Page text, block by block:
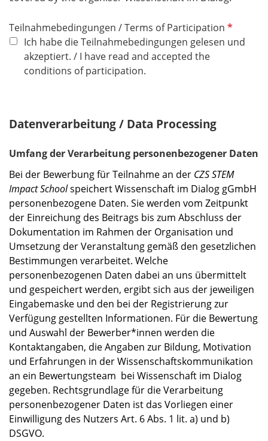
Teilnahmebedingungen / Terms of Participation P
l
d
Ich habe die Teilnahmebedingungen gelesen und
akzeptiert. / I have read and accepted the
conditions of participation.
Datenverarbeitung / Data Processing
Umfang der Verarbeitung personenbezogener Daten
Bei der Bewerbung für Teilnahme an der CZS STEM
Impact Schoolspeichert Wissenschaft im Dialog gGmbH
personenbezogene Daten. Sie werden vom Zeitpunkt
der Einreichung des Beitrags bis zum Abschluss der
Dokumentation im Rahmen der Organisation und
Umsetzung der Veranstaltung gemäß den gesetzlichen
Bestimmungen verarbeitet. Welche
personenbezogenen Daten dabei an uns übermittelt
und gespeichert werden, ergibt sich aus der jeweiligen
Eingabemaske und den bei der Registrierung zur
Verfügung gestellten Informationen. Für die Bewertung
und Auswahl der Bewerber*innen werden die
Kontaktangaben, die Angaben zur Bildung, Motivation
und Erfahrungen in der Wissenschaftskommunikation
an ein Bewertungsteam bei Wissenschaft im Dialog
gegeben. Rechtsgrundlage für die Verarbeitung
personenbezogener Daten ist das Vorliegen einer
Einwilligung des Nutzers Art. 6 Abs. 1 lit. a) und b)
DSGVO.